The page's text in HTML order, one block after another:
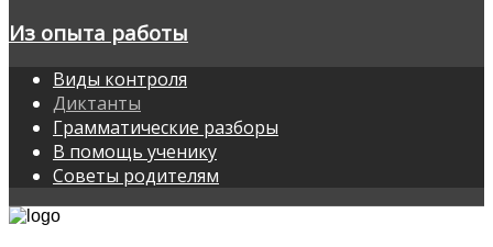
Из опыта работы
Виды контроля
Диктанты
Грамматические разборы
В помощь ученику
Советы родителям